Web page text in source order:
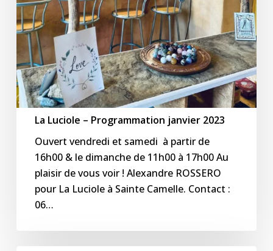
La Luciole – Programmation janvier 2023
Ouvert vendredi et samedi à partir de
16h00 & le dimanche de 11h00 à 17h00 Au
plaisir de vous voir ! Alexandre ROSSERO
pour La Luciole à Sainte Camelle. Contact :
06…